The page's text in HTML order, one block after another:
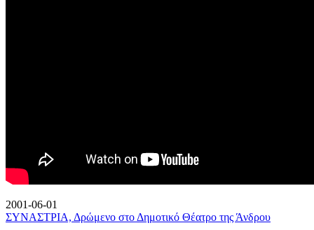
2001-06-01
ΣΥΝΑΣΤΡΙΑ, Δρώμενο στο Δημοτικό Θέατρο της Άνδρου